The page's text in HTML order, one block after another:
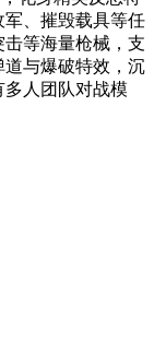
、摧毁载具等任
等海量枪械，支
与爆破特效，沉
人团队对战模